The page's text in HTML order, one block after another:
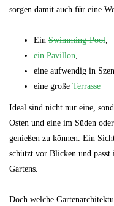
sorgen damit auch für eine
Ein Swimming-Pool
ein Pavillon
eine aufwendig in
eine große Terrasse
Ideal sind nicht nur eine,
Osten und eine im Süden
genießen zu können. Ein
schützt vor Blicken und
Gartens.
Doch welche